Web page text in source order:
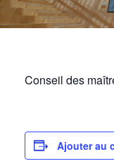
Conseil des
Ajouter au